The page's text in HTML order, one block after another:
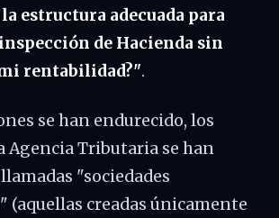
estructura adecuada para
de Hacienda sin
rentabilidad?".
se han endurecido, los
Agencia Tributaria se han
"sociedades
(aquellas creadas únicamente